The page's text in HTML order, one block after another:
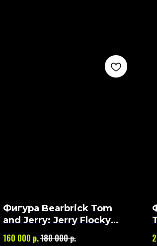
Фигура Bearbrick Tom
and Jerry: Jerry Flocky
1000%
160 000 р.180 000р.